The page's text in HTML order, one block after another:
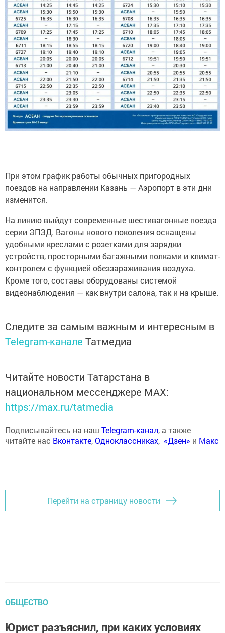
При этом график работы обычных пригородных
поездов на направлении Казань — Аэропорт в эти дни
изменится.
На линию выйдут современные шестивагонные поезда
серии ЭПЗД. Вагоны нового поколения оснащены
удобными креслами с розетками для зарядки
устройств, просторными багажными полками и климат-
контролем с функцией обеззараживания воздуха.
Кроме того, составы оборудованы системой
видеонаблюдения — как внутри салона, так и на крыше.
Следите за самым важным и интересным в
Telegram-канале Татмедиа
Читайте новости Татарстана в
национальном мессенджере MАХ:
https://max.ru/tatmedia
Подписывайтесь на наш Telegram-канал, а также
читайте нас Вконтакте,Одноклассниках, «Дзен» и Макс
Перейти на страницу новости
ОБЩЕСТВО
Юрист разъяснил, при каких условиях